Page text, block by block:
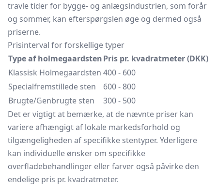
travle tider for bygge- og anlægsindustrien, som forår
og sommer, kan efterspørgslen øge og dermed også
priserne.
Prisinterval for forskellige typer
Type af holmegaardstenPris pr. kvadratmeter (DKK)
Klassisk Holmegaardsten 400 - 600
Specialfremstillede sten
600 - 800
Brugte/Genbrugte sten
300 - 500
Det er vigtigt at bemærke, at de nævnte priser kan
variere afhængigt af lokale markedsforhold og
tilgængeligheden af specifikke stentyper. Yderligere
kan individuelle ønsker om specifikke
overfladebehandlinger eller farver også påvirke den
endelige pris pr. kvadratmeter.